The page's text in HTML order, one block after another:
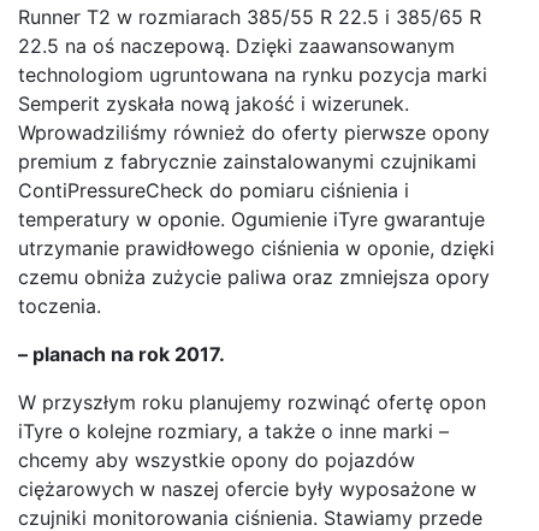
Runner T2 w rozmiarach 385/55 R 22.5 i 385/65 R
22.5 na oś naczepową. Dzięki zaawansowanym
technologiom ugruntowana na rynku pozycja marki
Semperit zyskała nową jakość i wizerunek.
Wprowadziliśmy również do oferty pierwsze opony
premium z fabrycznie zainstalowanymi czujnikami
ContiPressureCheck do pomiaru ciśnienia i
temperatury w oponie. Ogumienie iTyre gwarantuje
utrzymanie prawidłowego ciśnienia w oponie, dzięki
czemu obniża zużycie paliwa oraz zmniejsza opory
toczenia.
– planach na rok 2017.
W przyszłym roku planujemy rozwinąć ofertę opon
iTyre o kolejne rozmiary, a także o inne marki –
chcemy aby wszystkie opony do pojazdów
ciężarowych w naszej ofercie były wyposażone w
czujniki monitorowania ciśnienia. Stawiamy przede